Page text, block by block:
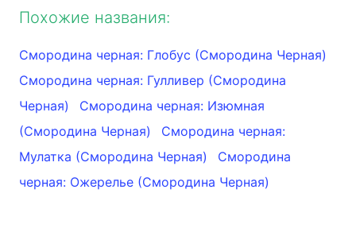
Похожие названия:
Смородина черная: Глобус (Смородина Черная)
Смородина черная: Гулливер (Смородина
Черная)
Смородина черная: Изюмная
(Смородина Черная)
Смородина черная:
Мулатка (Смородина Черная)
Смородина
черная: Ожерелье (Смородина Черная)